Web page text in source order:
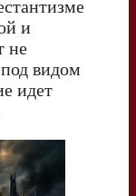
и
не
видом
идет